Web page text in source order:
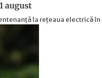
august
la rețeaua electrică